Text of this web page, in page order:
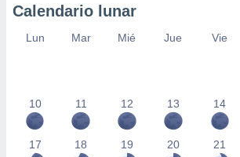
Calendario lunar
Lun Mar Mié Jue Vie
10 11 12 13 14
17 18 19 20 21